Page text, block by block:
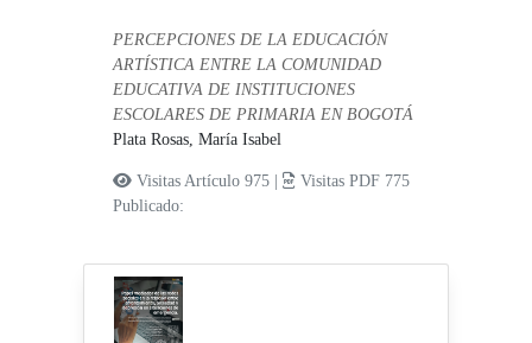
PERCEPCIONES DE LA EDUCACIÓN
ARTÍSTICA ENTRE LA COMUNIDAD
EDUCATIVA DE INSTITUCIONES
ESCOLARES DE PRIMARIA EN BOGOTÁ
Plata Rosas, María Isabel
Visitas Artículo 975 |
Visitas PDF 775
Publicado: